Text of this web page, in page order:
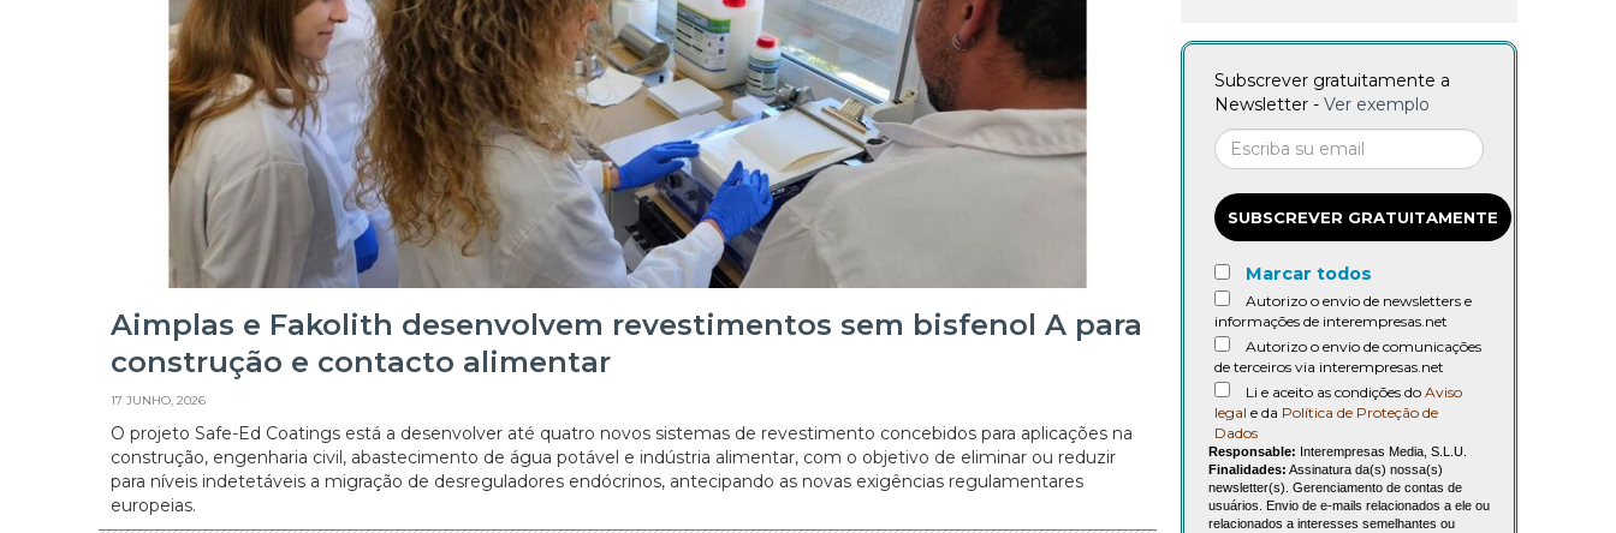
Aimplas e Fakolith desenvolvem revestimentos sem bisfenol A para
construção e contacto alimentar
17 JUNHO, 2026
O projeto Safe-Ed Coatings está a desenvolver até quatro novos sistemas de revestimento concebidos para aplicações na
construção, engenharia civil, abastecimento de água potável e indústria alimentar, com o objetivo de eliminar ou reduzir
para níveis indetetáveis a migração de desreguladores endócrinos, antecipando as novas exigências regulamentares
europeias.
Subscrever gratuitamente a
Newsletter - Ver exemplo
SUBSCREVER GRATUITAMENTE
Marcar todos
Autorizo o envio de newsletters e
informações de interempresas.net
Autorizo o envio de comunicações
de terceiros via interempresas.net
Li e aceito as condições do Aviso
legal e da Política de Proteção de
Dados
Responsable: Interempresas Media, S.L.U.
Finalidades: Assinatura da(s) nossa(s)
newsletter(s). Gerenciamento de contas de
usuários. Envio de e-mails relacionados a ele ou
relacionados a interesses semelhantes ou